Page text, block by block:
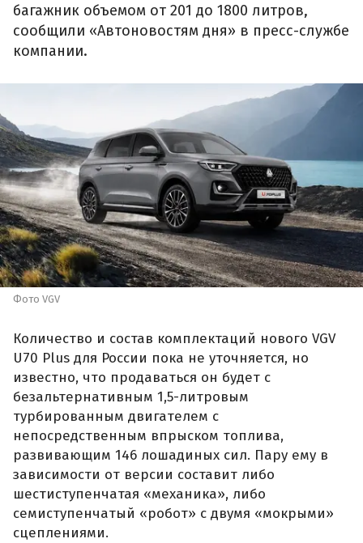
багажник объемом от 201 до 1800 литров,
сообщили «Автоновостям дня» в пресс-службе
компании.
Фото VGV
Количество и состав комплектаций нового VGV
U70 Plus для России пока не уточняется, но
известно, что продаваться он будет с
безальтернативным 1,5-литровым
турбированным двигателем с
непосредственным впрыском топлива,
развивающим 146 лошадиных сил. Пару ему в
зависимости от версии составит либо
шестиступенчатая «механика», либо
семиступенчатый «робот» с двумя «мокрыми»
сцеплениями.